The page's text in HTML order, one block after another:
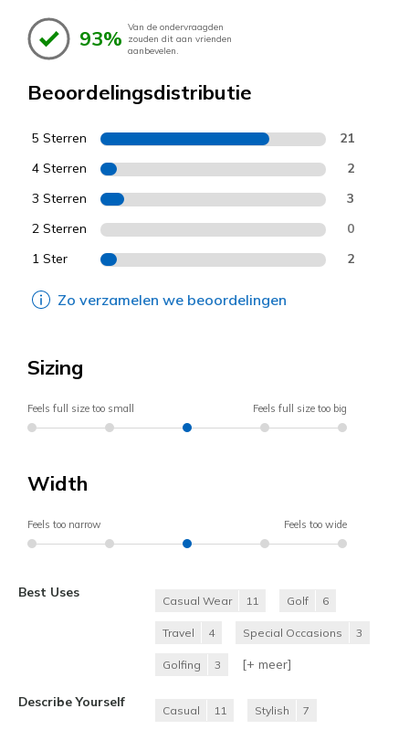
93% Van de ondervraagden
zouden dit aan vrienden
aanbevelen.
Beoordelingsdistributie
5 Sterren 21
4 Sterren 2
3 Sterren 3
2 Sterren 0
1 Ster 2
Zo verzamelen we beoordelingen
Sizing
Feels full size too small Feels full size too big
Width
Feels too narrow Feels too wide
Best Uses
Casual Wear 11 Golf 6
Travel 4 Special Occasions 3
Golfing 3 [+ meer]
Describe Yourself
Casual 11 Stylish 7